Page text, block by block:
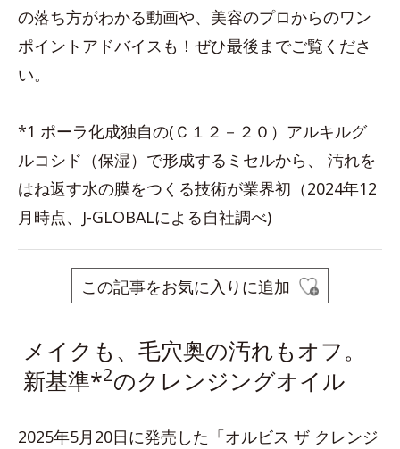
の落ち方がわかる動画や、美容のプロからのワン
ポイントアドバイスも！ぜひ最後までご覧くださ
い。
*1 ポーラ化成独自の(Ｃ１２－２０）アルキルグ
ルコシド（保湿）で形成するミセルから、 汚れを
はね返す水の膜をつくる技術が業界初（2024年12
月時点、J-GLOBALによる自社調べ)
この記事をお気に入りに追加
メイクも、毛穴奥の汚れもオフ。
新基準*2のクレンジングオイル
2025年5月20日に発売した「オルビス ザ クレンジ